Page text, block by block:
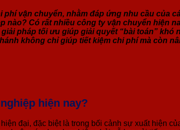
vận chuyển, nhằm đáp ứng nhu cầu của
nào? Có rất nhiều công ty vận chuyển hiện
pháp tối ưu giúp giải quyết “bài toán” khó
không chỉ giúp tiết kiệm chi phí mà còn
hiện nay?
đại, đặc biệt là trong bối cảnh sự xuất hiện